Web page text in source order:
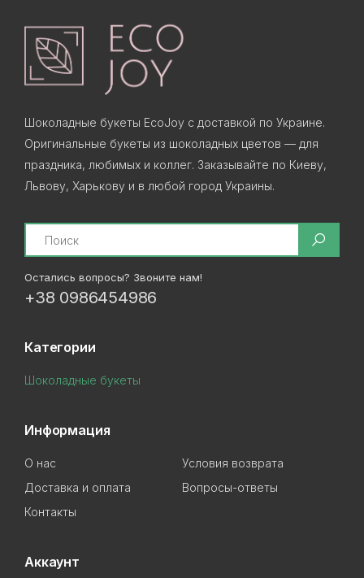
Шоколадные букеты EcoJoy с доставкой по Украине.
Оригинальные букеты из шоколадных цветов — для
праздника, любимых и коллег. Заказывайте по Киеву,
Львову, Харькову и в любой город Украины.
Search
Остались вопросы? Звоните нам!
+38 0986454986
Категории
Шоколадные букеты
Информация
О нас
Условия возврата
Доставка и оплата
Вопросы-ответы
Контакты
Аккаунт